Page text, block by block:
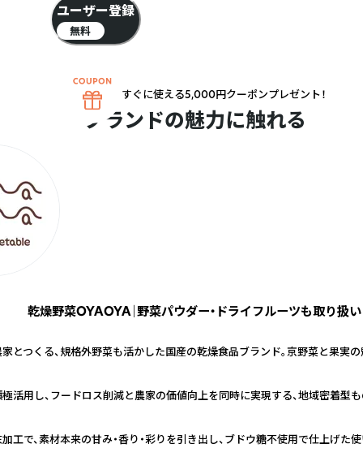
ブランドの魅力に触れる
乾燥野菜OYAOYA｜野菜パウダー・ドライフルーツも取り扱い
とつくる、規格外野菜も活かした国産の乾燥食品ブランド。京野菜と果実の
活用し、フードロス削減と農家の価値向上を同時に実現する、地域密着型も
工で、素材本来の甘み・香り・彩りを引き出し、ブドウ糖不使用で仕上げた
ユーザー登録
無料
すぐに使える5,000円クーポンプレゼント！